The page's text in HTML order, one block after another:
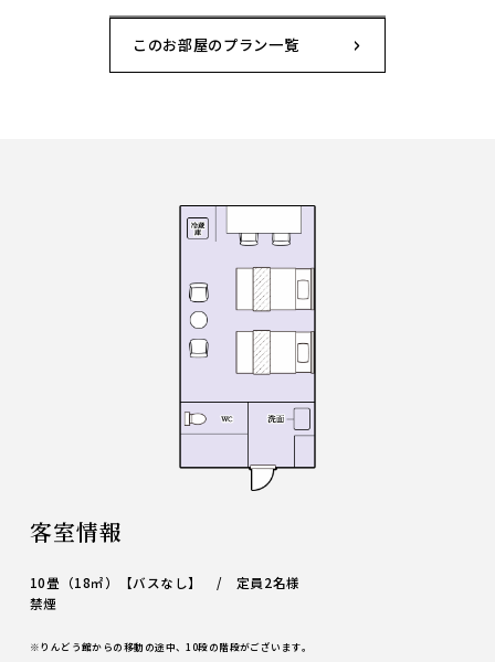
このお部屋のプラン一覧
客室情報
10畳（18㎡）【バスなし】 / 定員2名様
禁煙
※りんどう館からの移動の途中、10段の階段がございます。